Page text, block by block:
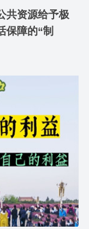
共资源给予极
保障的“制